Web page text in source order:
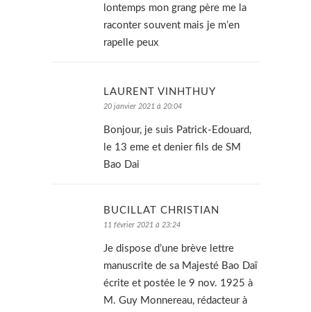
lontemps mon grang père me la
raconter souvent mais je m’en
rapelle peux
LAURENT VINHTHUY
20 janvier 2021 à 20:04
Bonjour, je suis Patrick-Edouard,
le 13 eme et denier fils de SM
Bao Dai
BUCILLAT CHRISTIAN
11 février 2021 à 23:24
Je dispose d’une brève lettre
manuscrite de sa Majesté Bao Daï
écrite et postée le 9 nov. 1925 à
M. Guy Monnereau, rédacteur à